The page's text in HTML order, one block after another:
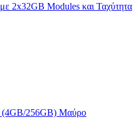
2x32GB Modules και Ταχύτητα
(4GB/256GB) Μαύρο